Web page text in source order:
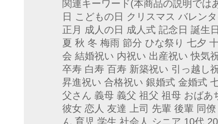
関連キーワード(本商品の説明では
日 こどもの日 クリスマス バレン
正月 成人の日 成人式 記念日 誕生
夏 秋 冬 梅雨 節分 ひな祭り 七夕
会 結婚祝い 内祝い 出産祝い 快気
卒寿 白寿 百寿 新築祝い 引っ越し
昇進祝い 合格祝い 銀婚式 金婚式
父さん 義母 義父 祖父 祖母 おば
彼女 恋人 友達 上司 先輩 後輩 同
ん 育児 学生 社会人 シニア 10代